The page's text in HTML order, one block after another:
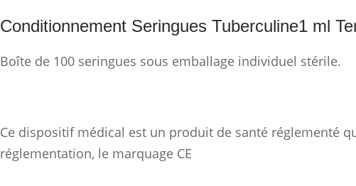
Conditionnement Seringues Tuberculine1 ml
Boîte de 100 seringues sous emballage individuel stérile.
Ce dispositif médical est un produit de santé réglementé
réglementation, le marquage CE